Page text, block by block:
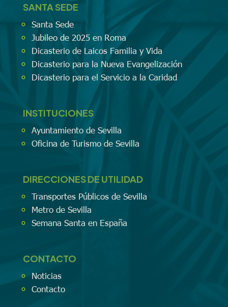
SANTA SEDE
Santa Sede
Jubileo de 2025 en Roma
Dicasterio de Laicos Familia y Vida
Dicasterio para la Nueva Evangelización
Dicasterio para el Servicio a la Caridad
INSTITUCIONES
Ayuntamiento de Sevilla
Oficina de Turismo de Sevilla
DIRECCIONES DE UTILIDAD
Transportes Públicos de Sevilla
Metro de Sevilla
Semana Santa en España
CONTACTO
Noticias
Contacto